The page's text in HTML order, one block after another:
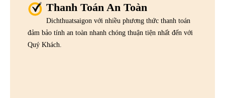
Thanh Toán An Toàn
Dichthuatsaigon với nhiều phương thức thanh toán
đảm bảo tính an toàn nhanh chóng thuận tiện nhất đến với
Quý Khách.